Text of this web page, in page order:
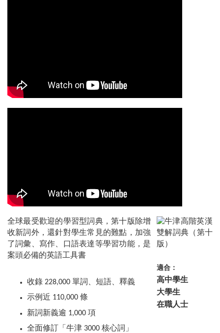
全球最受歡迎的學習型詞典，第十版除增
收新詞外，還針對學生常見的難點，加強
了詞彙、寫作、口語表達等學習功能，是
案頭必備的英語工具書
收錄 228,000 單詞、短語、釋義
示例近 110,000 條
新詞新義逾 1,000 項
全面修訂「牛津 3000 核心詞」
適合：
高中學生
大學生
在職人士